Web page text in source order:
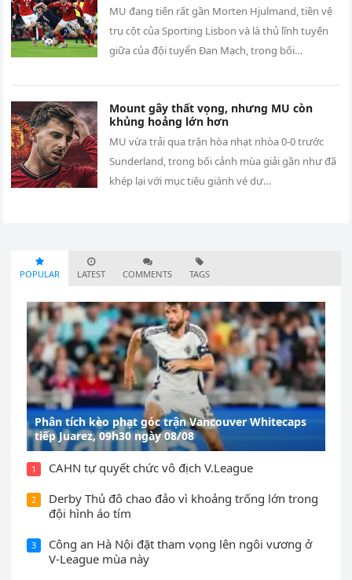
MU đang tiến rất gần Morten Hjulmand, tiền vệ
trụ cột của Sporting Lisbon và là thủ lĩnh tuyến
giữa của đội tuyển Đan Mạch, trong bối…
Mount gây thất vọng, nhưng MU còn
khủng hoảng lớn hơn
MU vừa trải qua trận hòa nhạt nhòa 0-0 trước
Sunderland, trong bối cảnh mùa giải gần như đã
khép lại với mục tiêu giành vé dự…
POPULAR LATEST COMMENTS TAGS
Phân tích kèo phạt góc trận Vancouver Whitecaps
tiếp Juarez, 09h30 ngày 08/08
1 CAHN tự quyết chức vô địch V.League
2
Derby Thủ đô chao đảo vì khoảng trống lớn trong
đội hình áo tím
3
Công an Hà Nội đặt tham vọng lên ngôi vương ở
V-League mùa này